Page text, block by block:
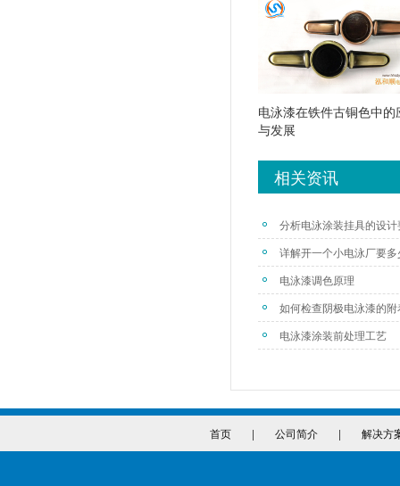
电泳漆在铁件古铜色中的
与发展
相关资讯
分析电泳涂装挂具的设计
详解开一个小电泳厂要
电泳漆调色原理
如何检查阴极电泳漆的
电泳漆涂装前处理工艺
首页 | 公司简介 | 解决方